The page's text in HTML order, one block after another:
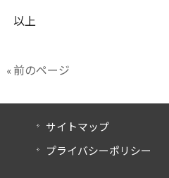
以上
« 前のページ
サイトマップ
プライバシーポリシー